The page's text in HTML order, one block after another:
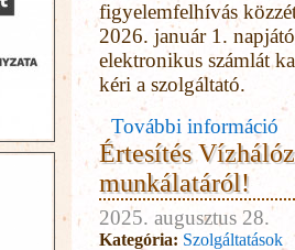
figyelemfelhívás
2026. január 1.
elektronikus számlát
kéri a szolgáltató.
További információ
Értesítés
munkálatáról!
2025. augusztus 28.
Kategória: Szolgáltatások